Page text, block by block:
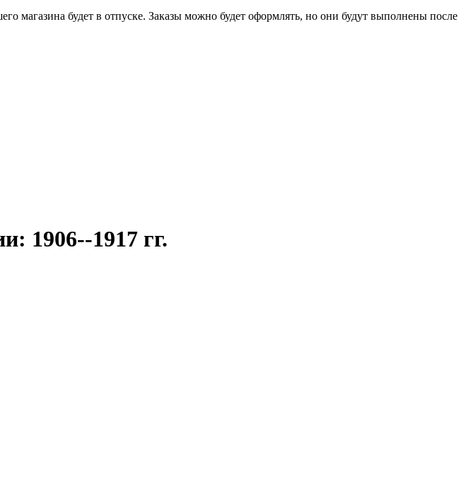
магазина будет в отпуске. Заказы можно будет оформлять, но они будут выполнены после
1906--1917 гг.